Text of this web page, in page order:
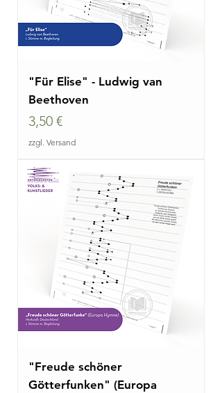
"Für Elise" - Ludwig van
Beethoven
Preis
3,50 €
zzgl. Versand
"Freude schöner
Götterfunken" (Europa